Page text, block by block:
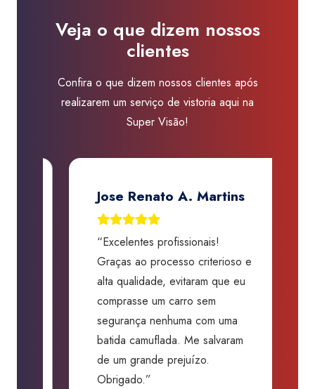
Veja o que dizem nossos
clientes
Confira o que dizem nossos clientes após
realizarem um serviço de vistoria aqui na
Super Visão!
Jose Renato A. Martins
“Excelentes profissionais!
Graças ao processo criterioso e
alta qualidade, evitaram que eu
comprasse um carro sem
segurança nenhuma com uma
batida camuflada. Me salvaram
de um grande prejuízo.
Obrigado.”